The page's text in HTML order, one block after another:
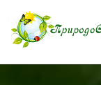
content